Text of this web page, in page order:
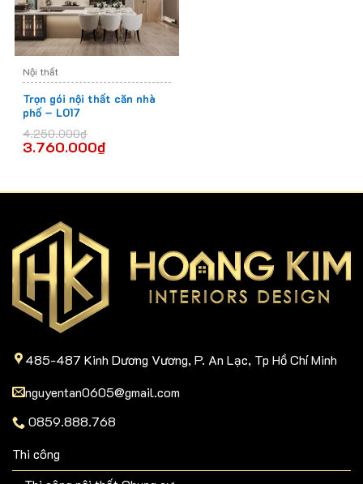
Nội thất
Trọn gói nội thất căn nhà
phố – L017
4.250.000₫
3.760.000₫
485-487 Kinh Dương Vương, P. An Lạc, Tp Hồ Chí Minh
nguyentan0605@gmail.com
0859.888.768
Thi công